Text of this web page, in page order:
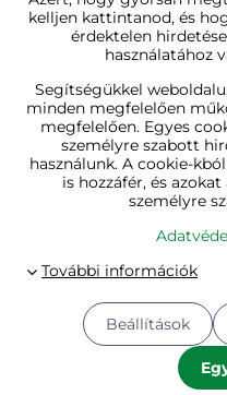
© 2026 Jurhan.hu
Adatvédelmi
A
kelljen kattintanod, és
érdektelen
használatához
Segítségükkel
minden megfelelően
megfelelően. Egyes
személyre szabott
használunk. A cookie-
is hozzáfér, és
személyre
Beállítások